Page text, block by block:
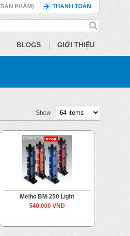
SẢN PHẨM) THANH TOÁN
BLOGS GIỚI THIỆU
Show
Meiho BM-250 Light
540,000 VND